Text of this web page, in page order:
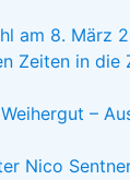
am 8. März
Zeiten in die
–
Nico